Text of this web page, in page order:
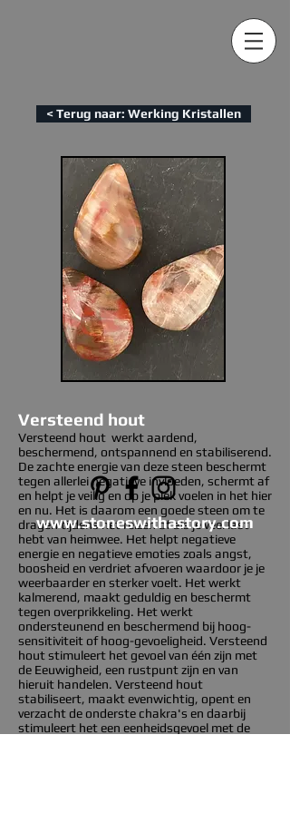
< Terug naar: Werking Kristallen
Versteend hout
Versteend hout werkt aardend,
beschermend, ontspannend en stabiliserend.
De zachte energie van deze steen beschermt
tegen allerlei negatieve invloeden, schermt af
en helpt je veilig en op je plek voelen in het hier
en nu. Het is daarom een goede steen om te
dragen tijdens het reizen of als je veel last
hebt van heimwee. Het helpt negatieve
energie en negatieve emoties zoals angst,
boosheid en verdriet afvoeren waardoor je je
weerbaarder en sterker voelt. Het werkt
kalmerend, maakt geduldig en beschermt
tegen overprikkeling. Het werkt
ondersteunend en beschermend bij hoog-
sensitiviteit of hoog-gevoeligheid. Versteend
hout stimuleert het gevoel van één zijn met
de Eeuwigheid, een rustpunt zijn en van
hieruit handelen. Versteend hout
stabiliseert, maakt evenwichtig, opent en
verzacht de onderste chakra's en daarbij
stimuleert het een eenheidsgevoel met de
www.stoneswithastory.com